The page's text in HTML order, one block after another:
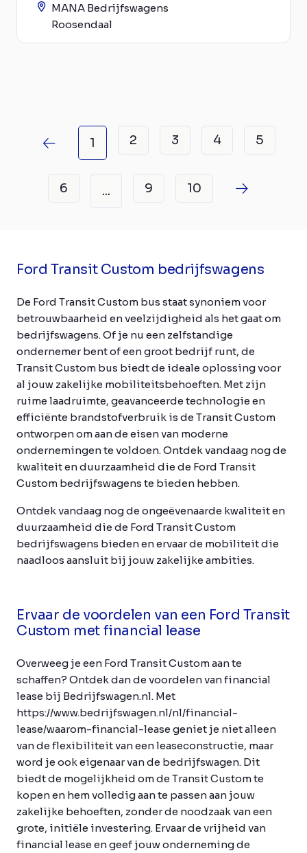
MANA Bedrijfswagens
Roosendaal
1 2 3 4 5
6 ... 9 10
Ford Transit Custom bedrijfswagens
De Ford Transit Custom bus staat synoniem voor
betrouwbaarheid en veelzijdigheid als het gaat om
bedrijfswagens. Of je nu een zelfstandige
ondernemer bent of een groot bedrijf runt, de
Transit Custom bus biedt de ideale oplossing voor
al jouw zakelijke mobiliteitsbehoeften. Met zijn
ruime laadruimte, geavanceerde technologie en
efficiënte brandstofverbruik is de Transit Custom
ontworpen om aan de eisen van moderne
ondernemingen te voldoen. Ontdek vandaag nog de
kwaliteit en duurzaamheid die de Ford Transit
Custom bedrijfswagens te bieden hebben.
Ontdek vandaag nog de ongeëvenaarde kwaliteit en
duurzaamheid die de Ford Transit Custom
bedrijfswagens bieden en ervaar de mobiliteit die
naadloos aansluit bij jouw zakelijke ambities.
Ervaar de voordelen van een Ford Transit
Custom met financial lease
Overweeg je een Ford Transit Custom aan te
schaffen? Ontdek dan de voordelen van financial
lease bij Bedrijfswagen.nl. Met
https://www.bedrijfswagen.nl/nl/financial-
lease/waarom-financial-lease geniet je niet alleen
van de flexibiliteit van een leaseconstructie, maar
word je ook eigenaar van de bedrijfswagen. Dit
biedt de mogelijkheid om de Transit Custom te
kopen en hem volledig aan te passen aan jouw
zakelijke behoeften, zonder de noodzaak van een
grote, initiële investering. Ervaar de vrijheid van
financial lease en geef jouw onderneming de